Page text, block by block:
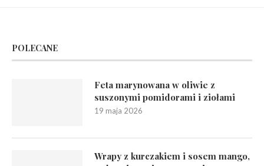
POLECANE
Feta marynowana w oliwie z
suszonymi pomidorami i ziołami
19 maja 2026
Wrapy z kurczakiem i sosem mango,